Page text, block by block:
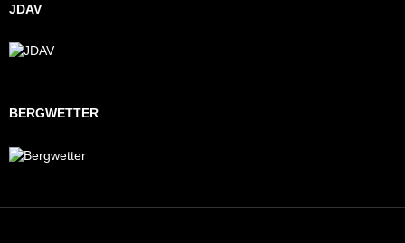
JDAV
BERGWETTER